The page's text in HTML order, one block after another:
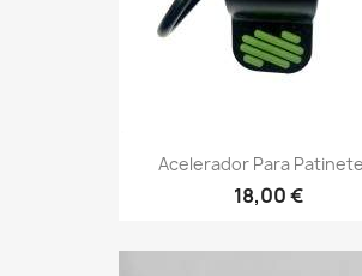
Acelerador Para
18,00 €